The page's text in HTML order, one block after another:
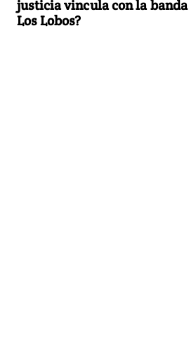
justicia vincula con la banda
Los Lobos?